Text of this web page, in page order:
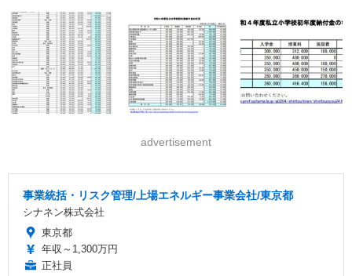
advertisement
事業統括・リスク管理/上場エネルギー事業会社/東京都
シナネン株式会社
東京都
年収～1,300万円
正社員